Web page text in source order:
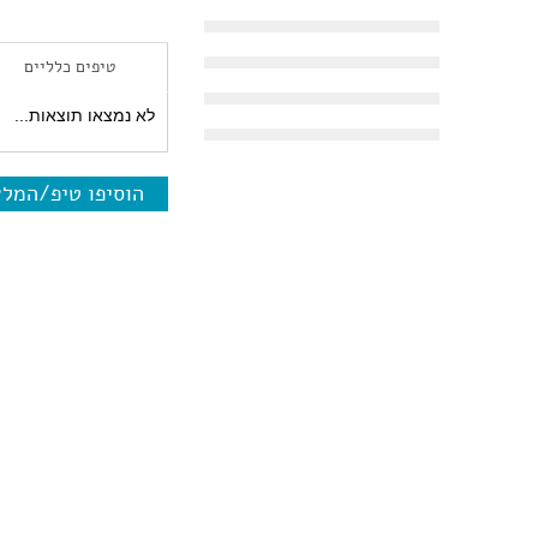
טיפים כלליים
לא נמצאו תוצאות...
הוסיפו טיפ/